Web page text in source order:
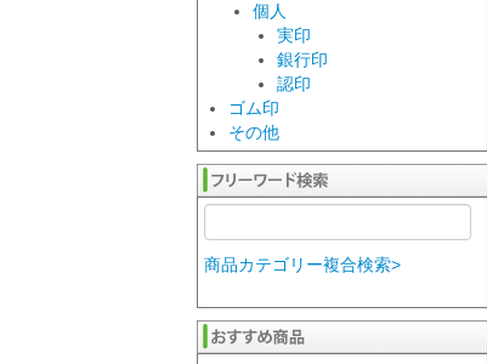
個人
実印
銀行印
認印
ゴム印
その他
商品カテゴリー複合検索>